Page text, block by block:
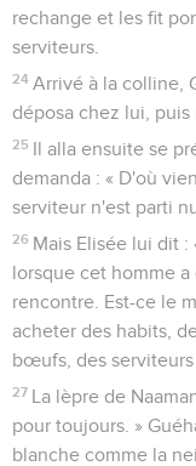
rechange et les fit
serviteurs.
24 Arrivé à la colline,
déposa chez lui, puis
25 Il alla ensuite se
demanda : « D'où
serviteur n'est parti
26 Mais Elisée lui dit :
lorsque cet homme
rencontre. Est-ce le
acheter des habits,
bœufs, des serviteurs
27 La lèpre de
pour toujours. »
blanche comme la